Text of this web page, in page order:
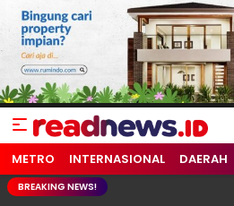
readnews.id
Berita Terkini, Update Terbaru
METRO INTERNASIONAL DAERAH
BREAKING NEWS!